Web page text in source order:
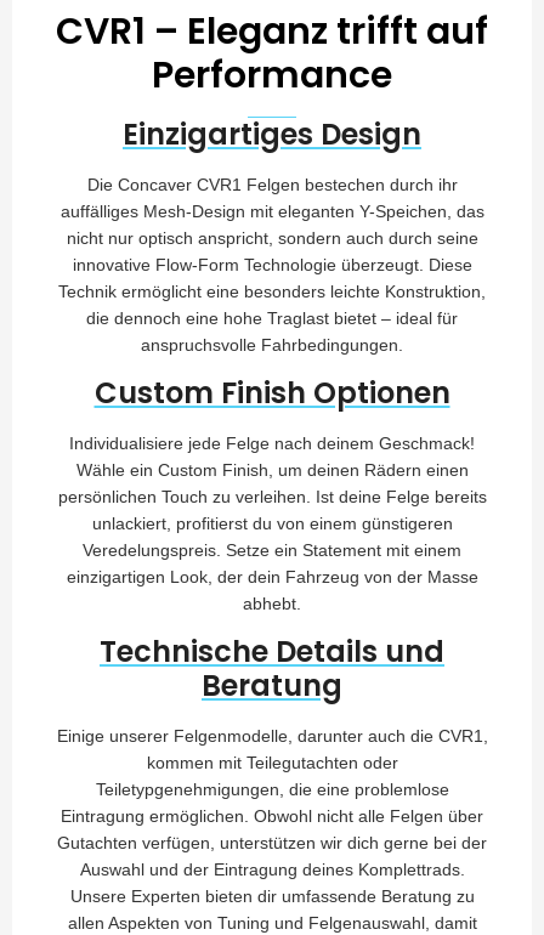
CVR1 – Eleganz trifft auf
Performance
Einzigartiges Design
Die Concaver CVR1 Felgen bestechen durch ihr
auffälliges Mesh-Design mit eleganten Y-Speichen, das
nicht nur optisch anspricht, sondern auch durch seine
innovative Flow-Form Technologie überzeugt. Diese
Technik ermöglicht eine besonders leichte Konstruktion,
die dennoch eine hohe Traglast bietet – ideal für
anspruchsvolle Fahrbedingungen.
Custom Finish Optionen
Individualisiere jede Felge nach deinem Geschmack!
Wähle ein Custom Finish, um deinen Rädern einen
persönlichen Touch zu verleihen. Ist deine Felge bereits
unlackiert, profitierst du von einem günstigeren
Veredelungspreis. Setze ein Statement mit einem
einzigartigen Look, der dein Fahrzeug von der Masse
abhebt.
Technische Details und
Beratung
Einige unserer Felgenmodelle, darunter auch die CVR1,
kommen mit Teilegutachten oder
Teiletypgenehmigungen, die eine problemlose
Eintragung ermöglichen. Obwohl nicht alle Felgen über
Gutachten verfügen, unterstützen wir dich gerne bei der
Auswahl und der Eintragung deines Komplettrads.
Unsere Experten bieten dir umfassende Beratung zu
allen Aspekten von Tuning und Felgenauswahl, damit